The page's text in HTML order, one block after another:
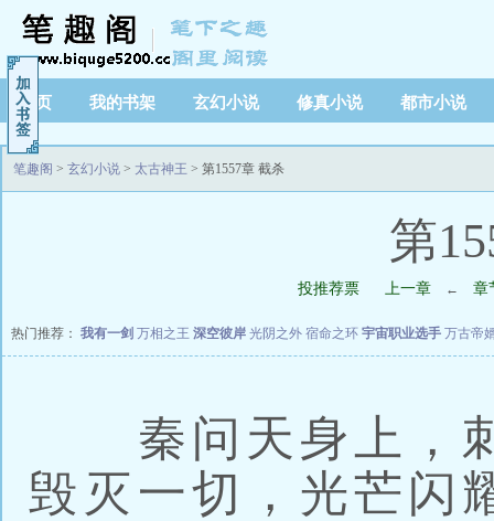
首页 我的书架 玄幻小说 修真小说 都市小说
笔趣阁 > 玄幻小说 > 太古神王 > 第1557章 截杀
第
投推荐票 上一章 ← 章
热门推荐： 我有一剑 万相之王 深空彼岸 光阴之外 宿命之环 宇宙职业选手 万古帝
秦问天身上，刺
毁灭一切，光芒闪